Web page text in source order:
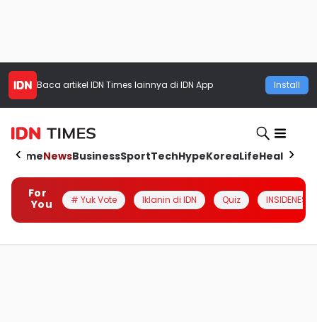
Baca artikel IDN Times lainnya di IDN App Install
HomeNewsBusinessSportTechHypeKoreaLifeHealth
For
You
# Yuk Vote Iklanin di IDN Quiz INSIDENESIA